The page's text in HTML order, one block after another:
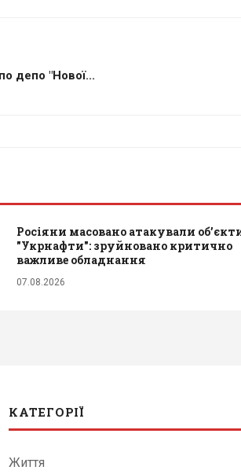
депо "Нової...
Росіяни масовано атакували
"Укрнафти": зруйновано критично
важливе обладнання
07.08.2026
КАТЕГОРІЇ
Життя